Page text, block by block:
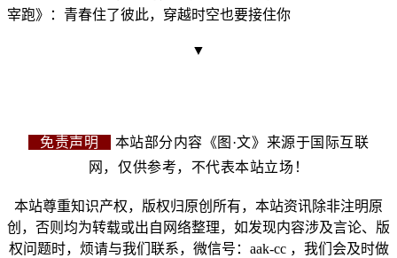
宰跑》：青春住了彼此，穿越时空也要接住你
▼
免责声明
本站部分内容《图·文》来源于国际互联
网，仅供参考，不代表本站立场！
本站尊重知识产权，版权归原创所有，本站资讯除非注明原
创，否则均为转载或出自网络整理，如发现内容涉及言论、版
权问题时，烦请与我们联系，微信号：aak-cc ，我们会及时做